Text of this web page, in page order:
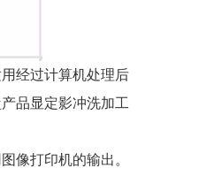
经过计算机处理后
品显定影冲洗加工
像打印机的输出。